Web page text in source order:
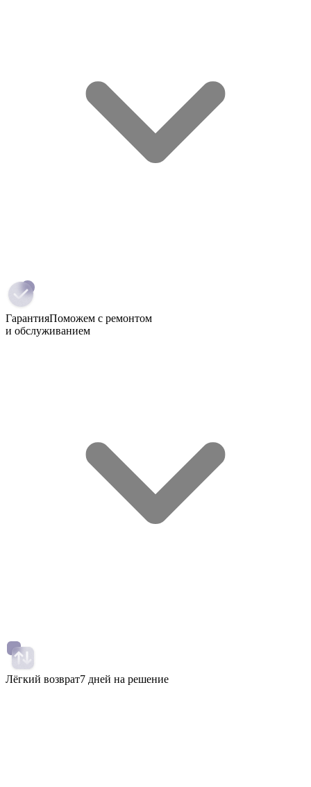
ГарантияПоможем с ремонтом
и обслуживанием
Лёгкий возврат7 дней на решение